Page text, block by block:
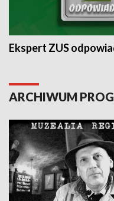
Ekspert ZUS
ARCHIWUM